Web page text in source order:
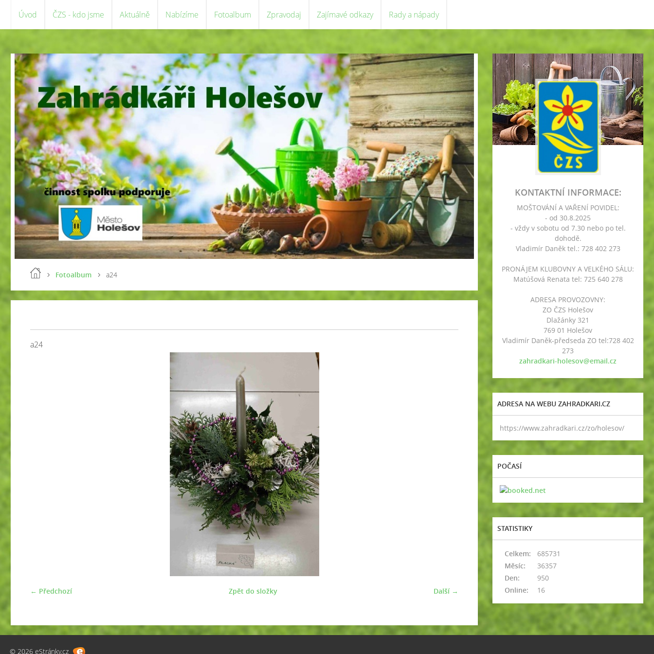
Úvod ČZS - kdo jsme Aktuálně Nabízíme Fotoalbum Zpravodaj Zajímavé odkazy Rady a nápady
Fotoalbum a24
a24
← Předchozí Další →
Zpět do složky
KONTAKTNÍ INFORMACE:
MOŠTOVÁNÍ A VAŘENÍ POVIDEL:
- od 30.8.2025
- vždy v sobotu od 7.30 nebo po tel.
dohodě.
Vladimír Daněk tel.: 728 402 273
PRONÁJEM KLUBOVNY A VELKÉHO SÁLU:
Matúšová Renata tel: 725 640 278
ADRESA PROVOZOVNY:
ZO ČZS Holešov
Dlažánky 321
769 01 Holešov
Vladimír Daněk-předseda ZO tel:728 402
273
zahradkari-holesov@email.cz
ADRESA NA WEBU ZAHRADKARI.CZ
https://www.zahradkari.cz/zo/holesov/
POČASÍ
STATISTIKY
Online: 16
Celkem:
685731
Měsíc:
36357
Den:
950
© 2026 eStránky.cz